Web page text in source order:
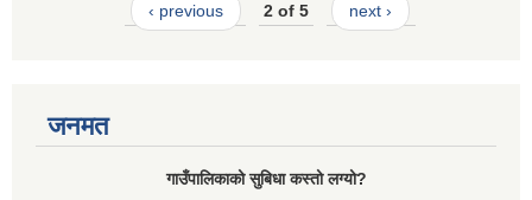
‹ previous 2 of 5 next ›
जनमत
गाउँपालिकाको सुबिधा कस्तो लग्यो?